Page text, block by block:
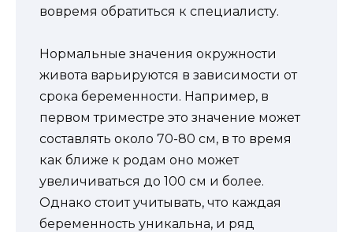
вовремя обратиться к специалисту.
Нормальные значения окружности
живота варьируются в зависимости от
срока беременности. Например, в
первом триместре это значение может
составлять около 70-80 см, в то время
как ближе к родам оно может
увеличиваться до 100 см и более.
Однако стоит учитывать, что каждая
беременность уникальна, и ряд